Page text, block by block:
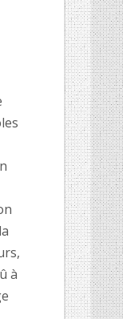
à